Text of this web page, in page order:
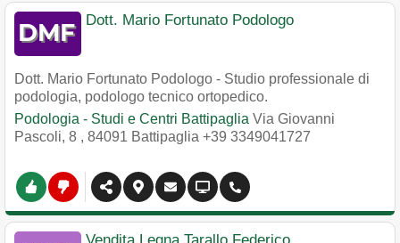
Dott. Mario Fortunato Podologo
Dott. Mario Fortunato Podologo - Studio professionale di
podologia, podologo tecnico ortopedico.
Podologia - Studi e Centri Battipaglia Via Giovanni
Pascoli, 8 , 84091 Battipaglia +39 3349041727